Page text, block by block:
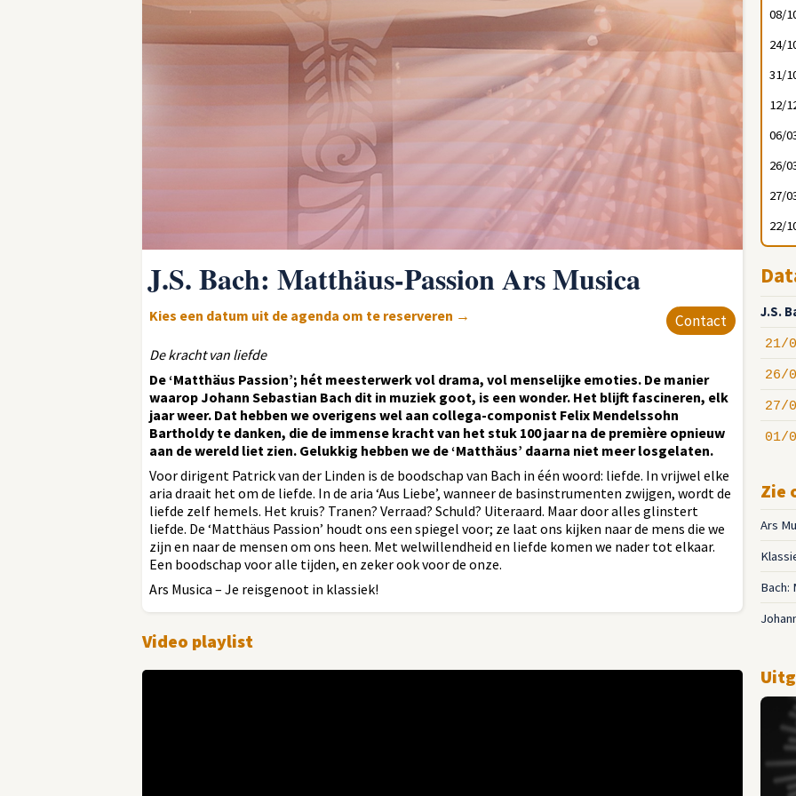
J.S. Bach: Matthäus-Passion Ars Musica
Contact
Kies een datum uit de agenda om te reserveren →
De kracht van liefde
De ‘Matthäus Passion’; hét meesterwerk vol drama, vol menselijke emoties. De manier
waarop Johann Sebastian Bach dit in muziek goot, is een wonder. Het blijft fascineren, elk
jaar weer. Dat hebben we overigens wel aan collega-componist Felix Mendelssohn
Bartholdy te danken, die de immense kracht van het stuk 100 jaar na de première opnieuw
aan de wereld liet zien. Gelukkig hebben we de ‘Matthäus’ daarna niet meer losgelaten.
Voor dirigent Patrick van der Linden is de boodschap van Bach in één woord: liefde. In vrijwel elke
aria draait het om de liefde. In de aria ‘Aus Liebe’, wanneer de basinstrumenten zwijgen, wordt de
liefde zelf hemels. Het kruis? Tranen? Verraad? Schuld? Uiteraard. Maar door alles glinstert
liefde. De ‘Matthäus Passion’ houdt ons een spiegel voor; ze laat ons kijken naar de mens die we
zijn en naar de mensen om ons heen. Met welwillendheid en liefde komen we nader tot elkaar.
Een boodschap voor alle tijden, en zeker ook voor de onze.
Ars Musica – Je reisgenoot in klassiek!
Video playlist
08/
24/
31/
12/
06/
26/
27/
22/
J.S.
21/
26/
27/
01/
Zie
Ars
Bach: